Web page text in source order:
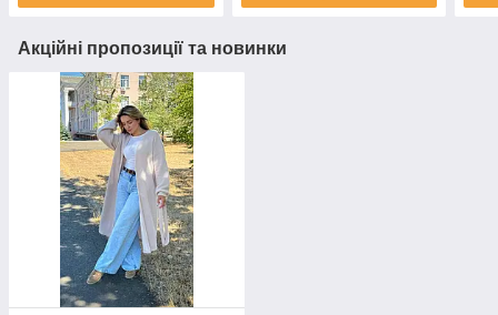
Акційні пропозиції та новинки